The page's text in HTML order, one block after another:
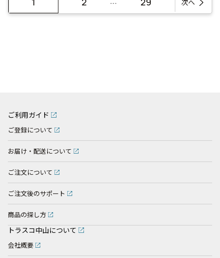
次へ
ご利用ガイド
ご登録について
お届け・配送について
ご注文について
ご注文後のサポート
商品の探し方
トラスコ中山について
会社概要